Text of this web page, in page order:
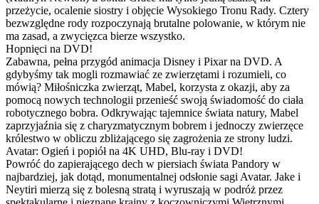
przeżycie, ocalenie siostry i objęcie Wysokiego Tronu Rady. Cztery
bezwzględne rody rozpoczynają brutalne polowanie, w którym nie
ma zasad, a zwycięzca bierze wszystko.
Hopnięci na DVD!
Zabawna, pełna przygód animacja Disney i Pixar na DVD. A
gdybyśmy tak mogli rozmawiać ze zwierzętami i rozumieli, co
mówią? Miłośniczka zwierząt, Mabel, korzysta z okazji, aby za
pomocą nowych technologii przenieść swoją świadomość do ciała
robotycznego bobra. Odkrywając tajemnice świata natury, Mabel
zaprzyjaźnia się z charyzmatycznym bobrem i jednoczy zwierzęce
królestwo w obliczu zbliżającego się zagrożenia ze strony ludzi.
Avatar: Ogień i popiół na 4K UHD, Blu-ray i DVD!
Powróć do zapierającego dech w piersiach świata Pandory w
najbardziej, jak dotąd, monumentalnej odsłonie sagi Avatar. Jake i
Neytiri mierzą się z bolesną stratą i wyruszają w podróż przez